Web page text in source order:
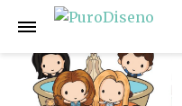
Anterior Siguiente